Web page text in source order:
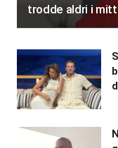
trodde aldri i